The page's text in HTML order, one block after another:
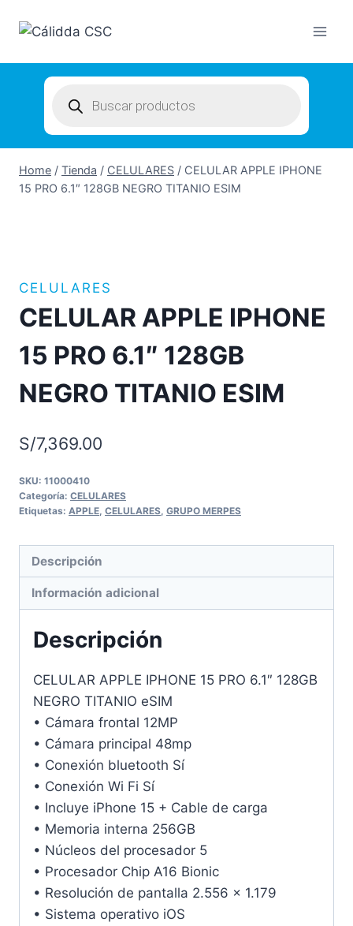
search
Home / Tienda / CELULARES / CELULAR APPLE IPHONE
15 PRO 6.1″ 128GB NEGRO TITANIO ESIM
CELULARES
CELULAR APPLE IPHONE
15 PRO 6.1″ 128GB
NEGRO TITANIO ESIM
S/7,369.00
SKU: 11000410
Categoría: CELULARES
Etiquetas: APPLE CELULARES GRUPO MERPES
Descripción
Información adicional
Descripción
CELULAR APPLE IPHONE 15 PRO 6.1″ 128GB
NEGRO TITANIO eSIM
• Cámara frontal 12MP
• Cámara principal 48mp
• Conexión bluetooth Sí
• Conexión Wi Fi Sí
• Incluye iPhone 15 + Cable de carga
• Memoria interna 256GB
• Núcleos del procesador 5
• Procesador Chip A16 Bionic
• Resolución de pantalla 2.556 x 1.179
• Sistema operativo iOS